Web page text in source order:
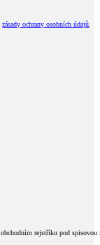
zásady ochrany osobních údajů
rejstříku pod spisovou